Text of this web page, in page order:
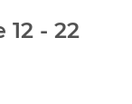
- 22